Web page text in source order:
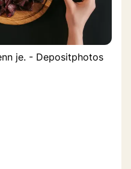
je. - Depositphotos